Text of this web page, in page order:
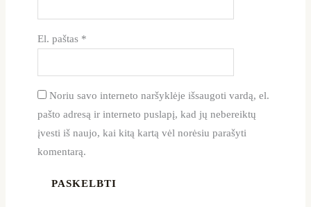
El. paštas *
Noriu savo interneto naršyklėje išsaugoti vardą, el.
pašto adresą ir interneto puslapį, kad jų nebereiktų
įvesti iš naujo, kai kitą kartą vėl norėsiu parašyti
komentarą.